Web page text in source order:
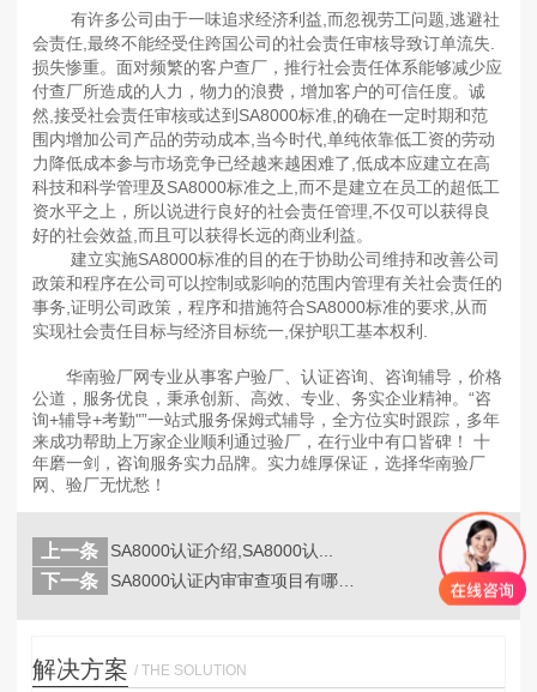
有许多公司由于一味追求经济利益,而忽视劳工问题,逃避社
会责任,最终不能经受住跨国公司的社会责任审核导致订单流失.
损失惨重。面对频繁的客户查厂，推行社会责任体系能够减少应
付查厂所造成的人力，物力的浪费，增加客户的可信任度。诚
然,接受社会责任审核或迖到SA8000标准,的确在一定时期和范
围内增加公司产品的劳动成本,当今时代,单纯依靠低工资的劳动
力降低成本参与市场竞争已经越来越困难了,低成本应建立在高
科技和科学管理及SA8000标准之上,而不是建立在员工的超低工
资水平之上，所以说进行良好的社会责任管理,不仅可以获得良
好的社会效益,而且可以获得长远的商业利益。
建立实施SA8000标准的目的在于协助公司维持和改善公司
政策和程序在公司可以控制或影响的范围内管理有关社会责任的
事务,证明公司政策，程序和措施符合SA8000标准的要求,从而
实现社会责任目标与经济目标统一,保护职工基本权利.
华南验厂网专业从事客户验厂、认证咨询、咨询辅导，价格
公道，服务优良，秉承创新、高效、专业、务实企业精神。“咨
询+辅导+考勤"”一站式服务保姆式辅导，全方位实时跟踪，多年
来成功帮助上万家企业顺利通过验厂，在行业中有口皆碑！ 十
年磨一剑，咨询服务实力品牌。实力雄厚保证，选择华南验厂
网、验厂无忧愁！
返回
列表
上一条 SA8000认证介绍,SA8000认...
下一条
解决方案 / THE SOLUTION